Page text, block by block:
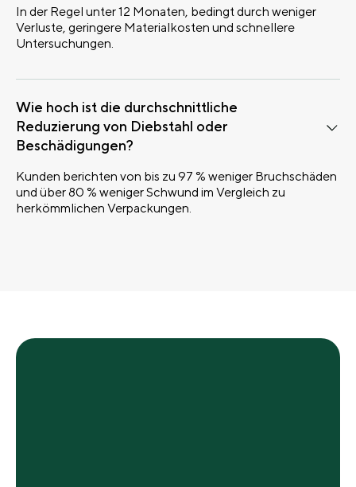
In der Regel unter 12 Monaten, bedingt durch weniger
Verluste, geringere Materialkosten und schnellere
Untersuchungen.
Wie hoch ist die durchschnittliche
Reduzierung von Diebstahl oder
Beschädigungen?
Kunden berichten von bis zu 97 % weniger Bruchschäden
und über 80 % weniger Schwund im Vergleich zu
herkömmlichen Verpackungen.